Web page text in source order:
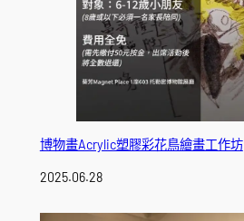
博物畫Acrylic塑膠彩花鳥繪畫工作坊
2025.06.28